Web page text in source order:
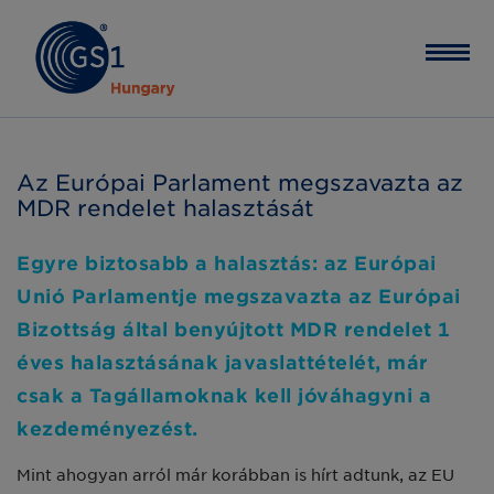
Az Európai Parlament megszavazta az
MDR rendelet halasztását
Egyre biztosabb a halasztás: az Európai
Unió Parlamentje megszavazta az Európai
Bizottság által benyújtott MDR rendelet 1
éves halasztásának javaslattételét, már
csak a Tagállamoknak kell jóváhagyni a
kezdeményezést.
Mint ahogyan arról már korábban is hírt adtunk, az EU